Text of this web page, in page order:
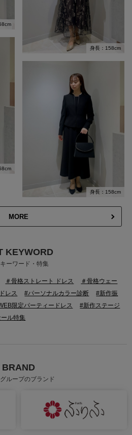
身長：158cm
身長：158cm
MORE
KEYWORD
ーワード・特集
＃骨格ストレート ドレス
＃骨格ウェー
レス #パーソナルカラー診断
#新作振
限定パーティードレス
#新作ステージ
ル特集
BRAND
ループのブランド